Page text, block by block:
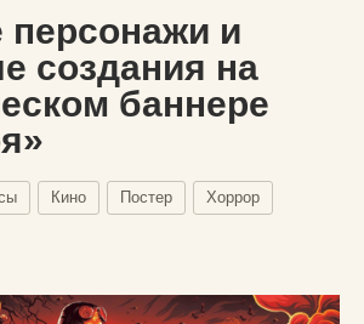
персонажи и
создания на
баннере
Кино Постер Хоррор